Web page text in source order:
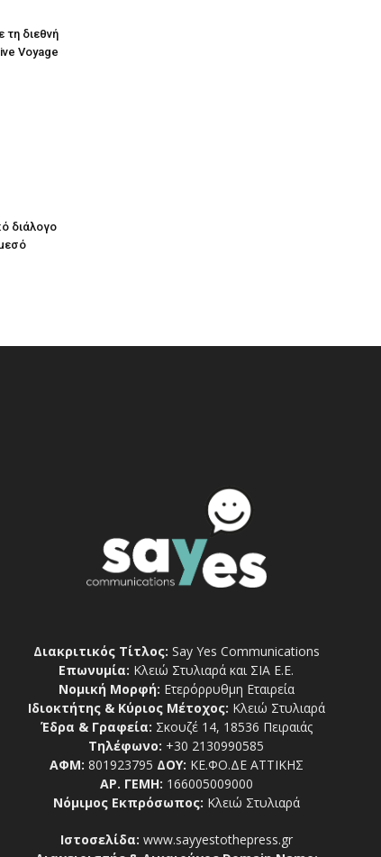
τη διεθνή
Voyage
διάλογο
Διακριτικός Τίτλος: Say Yes Communications
Επωνυμία: Κλειώ Στυλιαρά και ΣΙΑ Ε.Ε.
Νομική Μορφή: Ετερόρρυθμη Εταιρεία
Ιδιοκτήτης & Κύριος Μέτοχος: Κλειώ Στυλιαρά
Έδρα & Γραφεία: Σκουζέ 14, 18536 Πειραιάς
Τηλέφωνο: +30 2130990585
ΑΦΜ: 801923795 ΔΟΥ: ΚΕ.ΦΟ.ΔΕ ΑΤΤΙΚΗΣ
ΑΡ. ΓΕΜΗ: 166005009000
Νόμιμος Εκπρόσωπος: Κλειώ Στυλιαρά
Ιστοσελίδα: www.sayyestothepress.gr